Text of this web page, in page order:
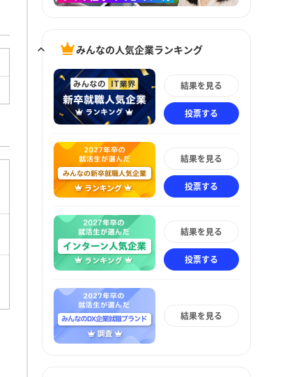
みんなの人気企業ランキング
結果を見る
投票する
結果を見る
投票する
結果を見る
投票する
結果を見る